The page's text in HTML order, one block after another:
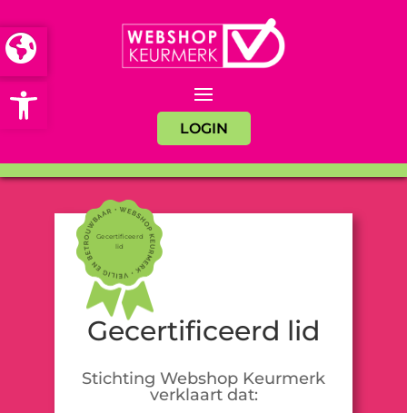
Open toolbar
LOGIN
Gecertificeerd
lid
Gecertificeerd lid
Stichting Webshop Keurmerk
verklaart dat: